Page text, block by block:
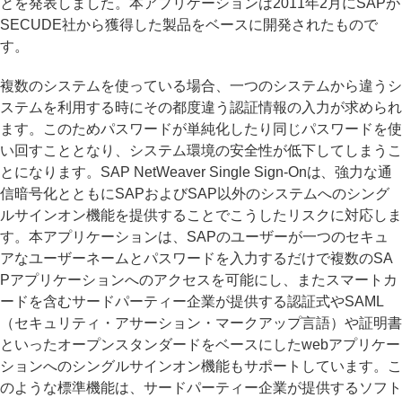
とを発表しました。本アプリケーションは2011年2月にSAPが
SECUDE社から獲得した製品をベースに開発されたもので
す。
複数のシステムを使っている場合、一つのシステムから違うシ
ステムを利用する時にその都度違う認証情報の入力が求められ
ます。このためパスワードが単純化したり同じパスワードを使
い回すこととなり、システム環境の安全性が低下してしまうこ
とになります。SAP NetWeaver Single Sign-Onは、強力な通
信暗号化とともにSAPおよびSAP以外のシステムへのシング
ルサインオン機能を提供することでこうしたリスクに対応しま
す。本アプリケーションは、SAPのユーザーが一つのセキュ
アなユーザーネームとパスワードを入力するだけで複数のSA
Pアプリケーションへのアクセスを可能にし、またスマートカ
ードを含むサードパーティー企業が提供する認証式やSAML
（セキュリティ・アサーション・マークアップ言語）や証明書
といったオープンスタンダードをベースにしたwebアプリケー
ションへのシングルサインオン機能もサポートしています。こ
のような標準機能は、サードパーティー企業が提供するソフト